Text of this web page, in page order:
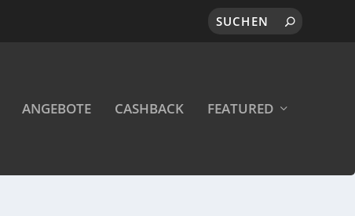
ANGEBOTE CASHBACK FEATURED